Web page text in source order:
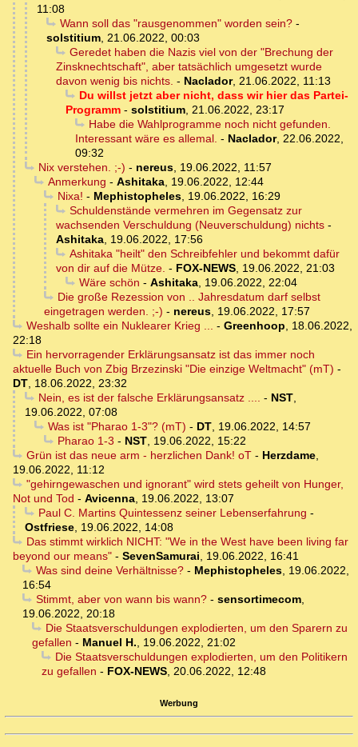
11:08
Wann soll das "rausgenommen" worden sein?-
solstitium, 21.06.2022, 00:03
Geredet haben die Nazis viel von der "Brechung der
Zinsknechtschaft", aber tatsächlich umgesetzt wurde
davon wenig bis nichts. - Naclador, 21.06.2022, 11:13
Du willst jetzt aber nicht, dass wir hier das Partei-
Programm - solstitium, 21.06.2022, 23:17
Habe die Wahlprogramme noch nicht gefunden.
Interessant wäre es allemal. - Naclador, 22.06.2022,
09:32
Nix verstehen. ;-) - nereus, 19.06.2022, 11:57
Anmerkung - Ashitaka, 19.06.2022, 12:44
Nixa! - Mephistopheles, 19.06.2022, 16:29
Schuldenstände vermehren im Gegensatz zur
wachsenden Verschuldung (Neuverschuldung) nichts -
Ashitaka, 19.06.2022, 17:56
Ashitaka "heilt" den Schreibfehler und bekommt dafür
von dir auf die Mütze. - FOX-NEWS, 19.06.2022, 21:03
Wäre schön - Ashitaka, 19.06.2022, 22:04
Die große Rezession von .. Jahresdatum darf selbst
eingetragen werden. ;-) - nereus, 19.06.2022, 17:57
Weshalb sollte ein Nuklearer Krieg ... - Greenhoop, 18.06.2022,
22:18
Ein hervorragender Erklärungsansatz ist das immer noch
aktuelle Buch von Zbig Brzezinski "Die einzige Weltmacht" (mT) -
DT, 18.06.2022, 23:32
Nein, es ist der falsche Erklärungsansatz .... - NST,
19.06.2022, 07:08
Was ist "Pharao 1-3"? (mT) - DT, 19.06.2022, 14:57
Pharao 1-3 - NST, 19.06.2022, 15:22
Grün ist das neue arm - herzlichen Dank! oT- Herzdame,
19.06.2022, 11:12
"gehirngewaschen und ignorant" wird stets geheilt von Hunger,
Not und Tod - Avicenna, 19.06.2022, 13:07
Paul C. Martins Quintessenz seiner Lebenserfahrung -
Ostfriese, 19.06.2022, 14:08
Das stimmt wirklich NICHT: "We in the West have been living far
beyond our means" - SevenSamurai, 19.06.2022, 16:41
Was sind deine Verhältnisse?- Mephistopheles, 19.06.2022,
16:54
Stimmt, aber von wann bis wann?- sensortimecom,
19.06.2022, 20:18
Die Staatsverschuldungen explodierten, um den Sparern zu
gefallen - Manuel H., 19.06.2022, 21:02
Die Staatsverschuldungen explodierten, um den Politikern
zu gefallen - FOX-NEWS, 20.06.2022, 12:48
Werbung